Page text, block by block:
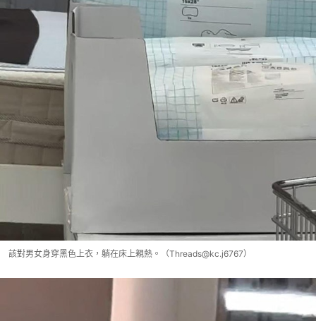
該對男女身穿黑色上衣，躺在床上親熱。（Threads@kc.j6767）